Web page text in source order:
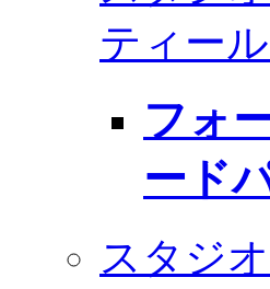
ティー
フォ
ード
スタジ